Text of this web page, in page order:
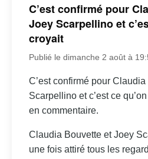
C’est confirmé pour
Joey Scarpellino et
croyait
Publié le dimanche 2 août à
C’est confirmé pour
Scarpellino et c’est ce
en commentaire.
Claudia Bouvette et Joey
une fois attiré tous les